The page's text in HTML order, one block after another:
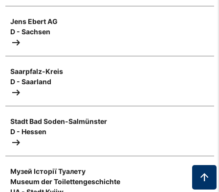
Jens Ebert AG
D - Sachsen
arrow_right_alt
Saarpfalz-Kreis
D - Saarland
arrow_right_alt
Stadt Bad Soden-Salmünster
D - Hessen
arrow_right_alt
Музей Історії Туалету
Museum der Toilettengeschichte
arrow_upward